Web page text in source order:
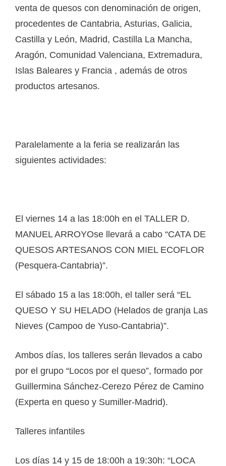
venta de quesos con denominación de origen,
procedentes de Cantabria, Asturias, Galicia,
Castilla y León, Madrid, Castilla La Mancha,
Aragón, Comunidad Valenciana, Extremadura,
Islas Baleares y Francia , además de otros
productos artesanos.
Paralelamente a la feria se realizarán las
siguientes actividades:
El viernes 14 a las 18:00h en el TALLER D.
MANUEL ARROYOse llevará a cabo “CATA DE
QUESOS ARTESANOS CON MIEL ECOFLOR
(Pesquera-Cantabria)”.
El sábado 15 a las 18:00h, el taller será “EL
QUESO Y SU HELADO (Helados de granja Las
Nieves (Campoo de Yuso-Cantabria)”.
Ambos días, los talleres serán llevados a cabo
por el grupo “Locos por el queso”, formado por
Guillermina Sánchez-Cerezo Pérez de Camino
(Experta en queso y Sumiller-Madrid).
Talleres infantiles
Los días 14 y 15 de 18:00h a 19:30h: “LOCA